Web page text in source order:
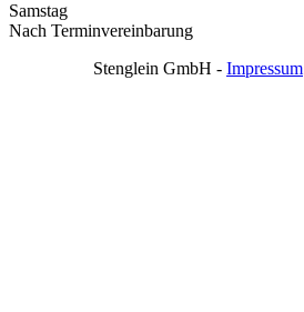
Samstag
Nach Terminvereinbarung
Stenglein GmbH - Impressum